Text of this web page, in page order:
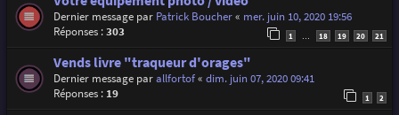
Dernier message par Patrick Boucher« mer. juin 10, 2020 19:56
Réponses :303 1 18 19 20 21
Vends livre "traqueur d'orages"
Dernier message parallfortof« dim. juin 07, 2020 09:41
Réponses : 19 1 2